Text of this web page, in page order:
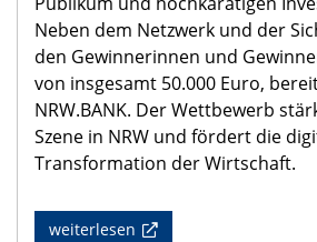
Neben dem Netzwerk und der
den Gewinnerinnen und
von insgesamt 50.000 Euro,
NRW.BANK. Der Wettbewerb
Szene in NRW und fördert die
Transformation der Wirtschaft.
weiterlesen